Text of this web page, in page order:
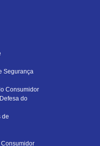
Segurança
Consumidor
do
de